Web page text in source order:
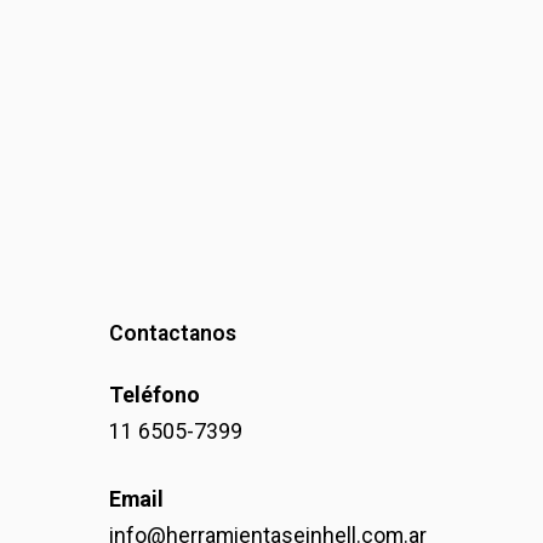
Contactanos
Teléfono
11 6505-7399
Email
info@herramientaseinhell.com.ar